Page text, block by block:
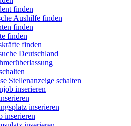
finden
Aushilfe finden
finden
finden
finden
Deutschland
Stellenanzeige schalten
inserieren
inserieren
inserieren